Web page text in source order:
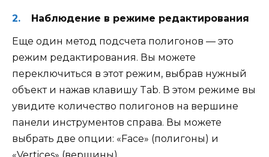
Наблюдение в режиме редактирования
Еще один метод подсчета полигонов — это
режим редактирования. Вы можете
переключиться в этот режим, выбрав нужный
объект и нажав клавишу Tab. В этом режиме вы
увидите количество полигонов на вершине
панели инструментов справа. Вы можете
выбрать две опции: «Face» (полигоны) и